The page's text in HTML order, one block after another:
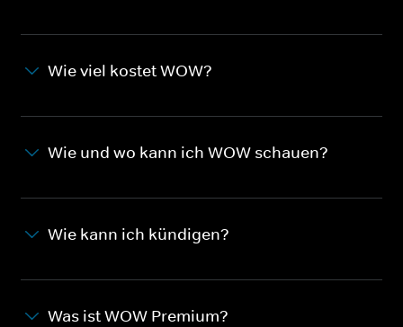
Wie viel kostet WOW?
Wie und wo kann ich WOW schauen?
Wie kann ich kündigen?
Was ist WOW Premium?